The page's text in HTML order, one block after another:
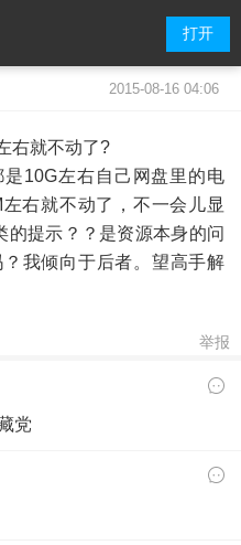
打开
2015-08-16 04:06
右就不动了?
10G左右自己网盘里的电
右就不动了，不一会儿显
的提示？？是资源本身的问
我倾向于后者。望高手解
举报
党